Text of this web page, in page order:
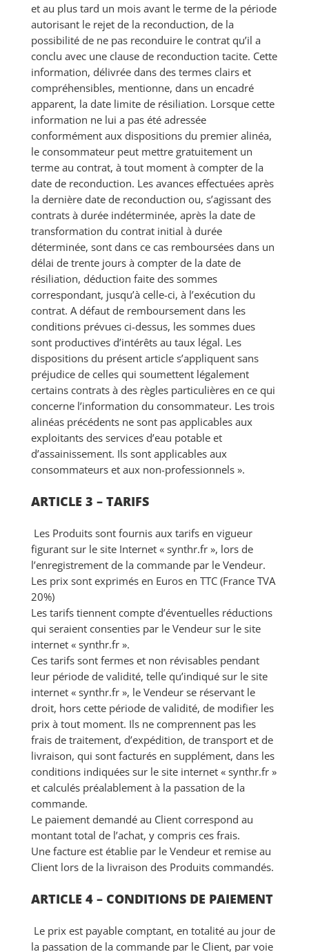
et au plus tard un mois avant le terme de la période
autorisant le rejet de la reconduction, de la
possibilité de ne pas reconduire le contrat qu’il a
conclu avec une clause de reconduction tacite. Cette
information, délivrée dans des termes clairs et
compréhensibles, mentionne, dans un encadré
apparent, la date limite de résiliation. Lorsque cette
information ne lui a pas été adressée
conformément aux dispositions du premier alinéa,
le consommateur peut mettre gratuitement un
terme au contrat, à tout moment à compter de la
date de reconduction. Les avances effectuées après
la dernière date de reconduction ou, s’agissant des
contrats à durée indéterminée, après la date de
transformation du contrat initial à durée
déterminée, sont dans ce cas remboursées dans un
délai de trente jours à compter de la date de
résiliation, déduction faite des sommes
correspondant, jusqu’à celle-ci, à l’exécution du
contrat. A défaut de remboursement dans les
conditions prévues ci-dessus, les sommes dues
sont productives d’intérêts au taux légal. Les
dispositions du présent article s’appliquent sans
préjudice de celles qui soumettent légalement
certains contrats à des règles particulières en ce qui
concerne l’information du consommateur. Les trois
alinéas précédents ne sont pas applicables aux
exploitants des services d’eau potable et
d’assainissement. Ils sont applicables aux
consommateurs et aux non-professionnels ».
ARTICLE 3 – TARIFS
Les Produits sont fournis aux tarifs en vigueur
figurant sur le site Internet « synthr.fr », lors de
l’enregistrement de la commande par le Vendeur.
Les prix sont exprimés en Euros en TTC (France TVA
20%)
Les tarifs tiennent compte d’éventuelles réductions
qui seraient consenties par le Vendeur sur le site
internet « synthr.fr ».
Ces tarifs sont fermes et non révisables pendant
leur période de validité, telle qu’indiqué sur le site
internet « synthr.fr », le Vendeur se réservant le
droit, hors cette période de validité, de modifier les
prix à tout moment. Ils ne comprennent pas les
frais de traitement, d’expédition, de transport et de
livraison, qui sont facturés en supplément, dans les
conditions indiquées sur le site internet « synthr.fr »
et calculés préalablement à la passation de la
commande.
Le paiement demandé au Client correspond au
montant total de l’achat, y compris ces frais.
Une facture est établie par le Vendeur et remise au
Client lors de la livraison des Produits commandés.
ARTICLE 4 – CONDITIONS DE PAIEMENT
Le prix est payable comptant, en totalité au jour de
la passation de la commande par le Client, par voie